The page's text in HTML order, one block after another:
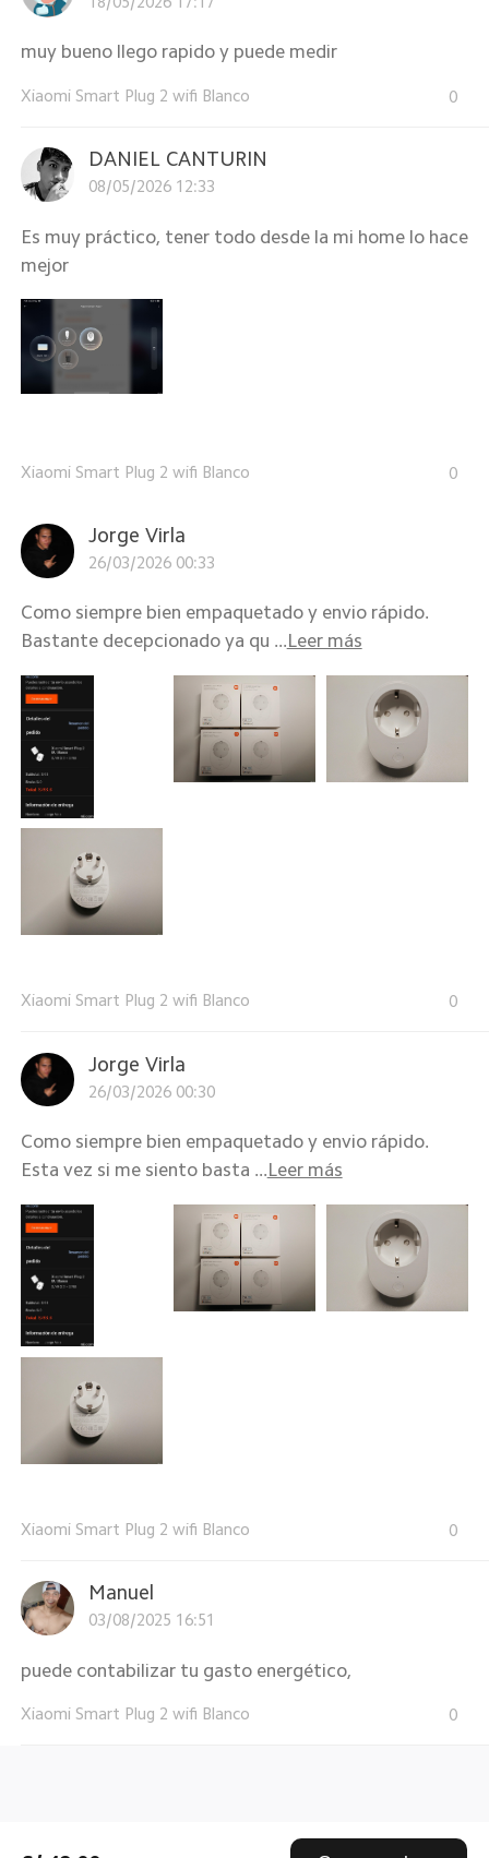
muy bueno llego rapido y puede medir
Xiaomi Smart Plug 2 wifi Blanco 0
DANIEL CANTURIN
08/05/2026 12:33
Es muy práctico, tener todo desde la mi home lo hace
mejor
Xiaomi Smart Plug 2 wifi Blanco 0
Jorge Virla
26/03/2026 00:33
Como siempre bien empaquetado y envio rápido.
Bastante decepcionado ya qu ... Leer más
Xiaomi Smart Plug 2 wifi Blanco 0
Jorge Virla
26/03/2026 00:30
Como siempre bien empaquetado y envio rápido.
Esta vez si me siento basta ...Leer más
Xiaomi Smart Plug 2 wifi Blanco 0
Manuel
03/08/2025 16:51
puede contabilizar tu gasto energético,
Xiaomi Smart Plug 2 wifi Blanco 0